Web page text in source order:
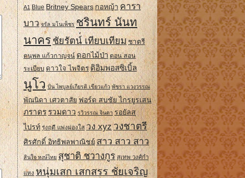
A1 Blue Britney Spearsกอหญ้า คารา
บาว จรัล มโนเพ็ชร ชรินทร์ นันท
นาครชัยรัตน์ เทียบเทียม ชาตรี
ดนุพล แก้วกาญจน์ ดอกไม้ป่า ดอน สอน
ระเบียบ ดาวใจ ไพจิตร ดิอิมพอสซิเบิ้ล
นูโว ปั่น ไพบูลย์เกียรติ เขียวแก้ว พัชรา แวงวรรณ
พัณนิดา เศวตาสัย ฟอร์ด สบชัย ไกรยูรเสน
ภราดร รวมดาว รวิวรรณ จินดา รอยัลส
ไปรท์ รุ่งฤดี แพ่งผ่องใส วง xyz วงชาตรี
ศิรศักดิ์ อิทธิพลพาณิชย์สาว สาว สาว
สินใจ หงษ์ไทย สุชาติ ชวางกูร สุเทพ วงศ์กํา
แหง หนุ่มเสก เสกสรร ชัยเจริญ